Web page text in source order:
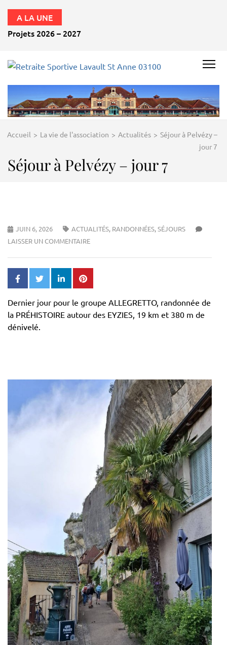
A LA UNE
Projets 2026 – 2027
SPORTIVE
LAVAULT
03100
Accueil > La vie de l'association > Actualités > Séjour à Pelvézy –
jour 7
Séjour à Pelvézy – jour 7
JUIN 6, 2026 ACTUALITÉS, RANDONNÉES,SÉJOURS
LAISSER UN COMMENTAIRE
Dernier jour pour le groupe ALLEGRETTO, randonnée de
la PRÉHISTOIRE autour des EYZIES, 19 km et 380 m de
dénivelé.